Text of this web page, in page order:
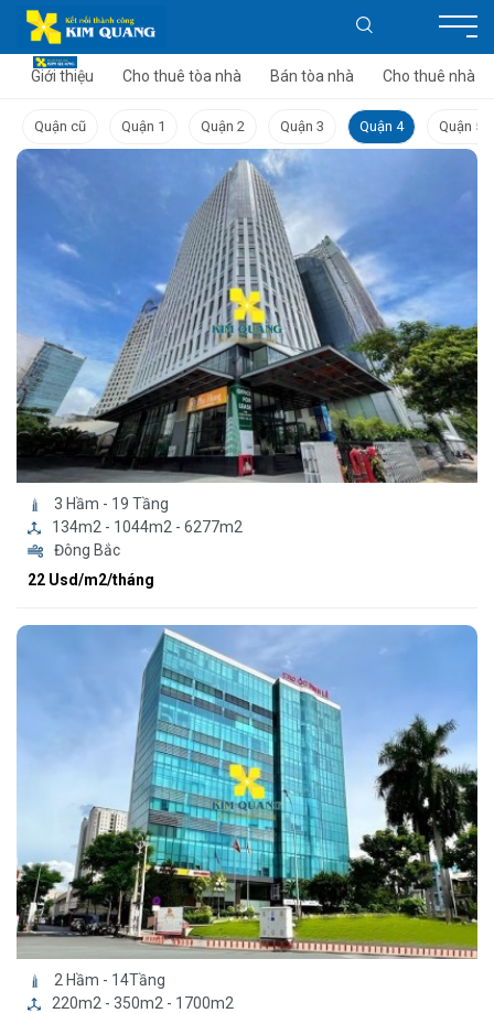
Giới thiệu Cho thuê tòa nhà Bán tòa nhà Cho thuê nhà
Quận cũ Quận 1 Quận 2 Quận 3 Quận 4 Quận 5
3 Hầm - 19 Tầng
134m2 - 1044m2 - 6277m2
Đông Bắc
22 Usd/m2/tháng
2 Hầm - 14Tầng
220m2 - 350m2 - 1700m2